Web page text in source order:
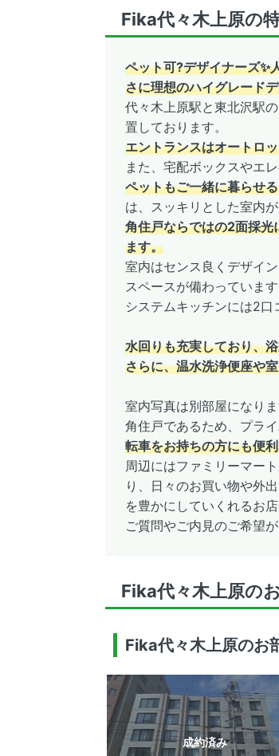
Fika代々木上原の
ペット可?デザイナーズ✨
さに理想のハイグレード
代々木上原駅と東北沢駅
置しております。
エントランスはオートロ
また、宅配ボックスやエ
ペットもご一緒に暮らせ
は、スッキリとした室内が
角住戸ならではの2面採光
ます。
室内はセンス良くデザイ
スペースが備わっています
システムキッチンには2口
水回りも充実しており、
さらに、温水洗浄便座や
室内写真は別部屋になり
角住戸であるため、プラ
転車をお持ちの方にも便
周辺にはファミリーマー
り、日々のお買い物や外
を豊かにしていくれるお
ご質問やご内見のご希望
Fika代々木上原の
Fika代々木上原のお
成約済み